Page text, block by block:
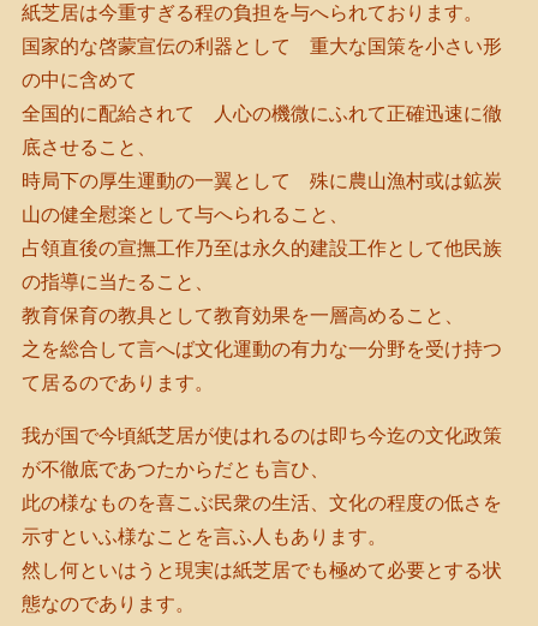
紙芝居は今重すぎる程の負担を与へられております。
国家的な啓蒙宣伝の利器として 重大な国策を小さい形
の中に含めて
全国的に配給されて 人心の機微にふれて正確迅速に徹
底させること、
時局下の厚生運動の一翼として 殊に農山漁村或は鉱炭
山の健全慰楽として与へられること、
占領直後の宣撫工作乃至は永久的建設工作として他民族
の指導に当たること、
教育保育の教具として教育効果を一層高めること、
之を総合して言へば文化運動の有力な一分野を受け持つ
て居るのであります。
我が国で今頃紙芝居が使はれるのは即ち今迄の文化政策
が不徹底であつたからだとも言ひ、
此の様なものを喜こぶ民衆の生活、文化の程度の低さを
示すといふ様なことを言ふ人もあります。
然し何といはうと現実は紙芝居でも極めて必要とする状
態なのであります。